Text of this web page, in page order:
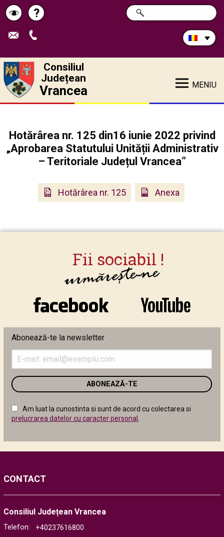
Schimbă
contrastul
Pagina
de
?
Caută
în
CAUTĂ
Consiliul
Județean
Vrancea MENIU
Hotărârea nr. 125 din16 iunie 2022 privind
„Aprobarea Statutului Unității Administrativ
– Teritoriale Județul Vrancea”
Hotărârea nr. 125 Anexa
Abonează-te la newsletter
adresa
email
în
următor
Am luat la cunostinta si sunt de acord cu colectarea si
prelucrarea datelor cu caracter personal .
CONTACT
Consiliul Județean Vrancea
Telefon: +40237616800